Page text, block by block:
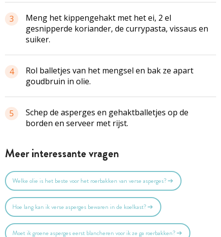
3 Meng het kippengehakt met het ei, 2 el
gesnipperde koriander, de currypasta, vissaus en
suiker.
4
Rol balletjes van het mengsel en bak ze apart
goudbruin in olie.
5
Schep de asperges en gehaktballetjes op de
borden en serveer met rijst.
Meer interessante vragen
Welke olie is het beste voor het roerbakken van verse asperges?
Hoe lang kan ik verse asperges bewaren in de koelkast?
Moet ik groene asperges eerst blancheren voor ik ze ga roerbakken?